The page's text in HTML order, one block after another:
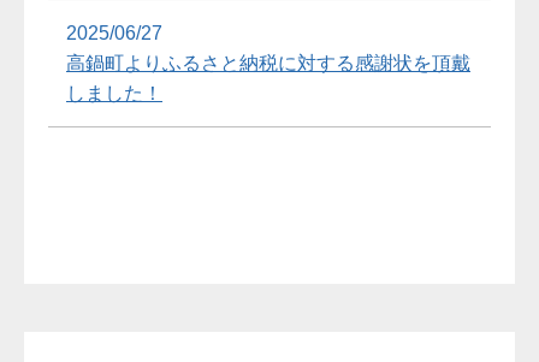
2025/06/27
高鍋町よりふるさと納税に対する感謝状を頂戴
しました！